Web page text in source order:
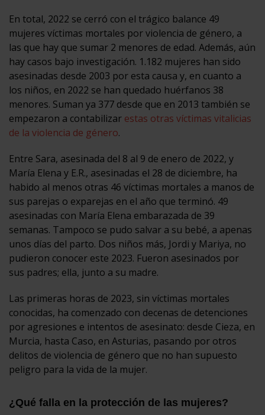
En total, 2022 se cerró con el trágico balance 49
mujeres víctimas mortales por violencia de género, a
las que hay que sumar 2 menores de edad. Además, aún
hay casos bajo investigación. 1.182 mujeres han sido
asesinadas desde 2003 por esta causa y, en cuanto a
los niños, en 2022 se han quedado huérfanos 38
menores. Suman ya 377 desde que en 2013 también se
empezaron a contabilizar estas otras víctimas vitalicias
de la violencia de género.
Entre Sara, asesinada del 8 al 9 de enero de 2022, y
María Elena y E.R., asesinadas el 28 de diciembre, ha
habido al menos otras 46 víctimas mortales a manos de
sus parejas o exparejas en el año que terminó. 49
asesinadas con María Elena embarazada de 39
semanas. Tampoco se pudo salvar a su bebé, a apenas
unos días del parto. Dos niños más, Jordi y Mariya, no
pudieron conocer este 2023. Fueron asesinados por
sus padres; ella, junto a su madre.
Las primeras horas de 2023, sin víctimas mortales
conocidas, ha comenzado con decenas de detenciones
por agresiones e intentos de asesinato: desde Cieza, en
Murcia, hasta Caso, en Asturias, pasando por otros
delitos de violencia de género que no han supuesto
peligro para la vida de la mujer.
¿Qué falla en la protección de las mujeres?